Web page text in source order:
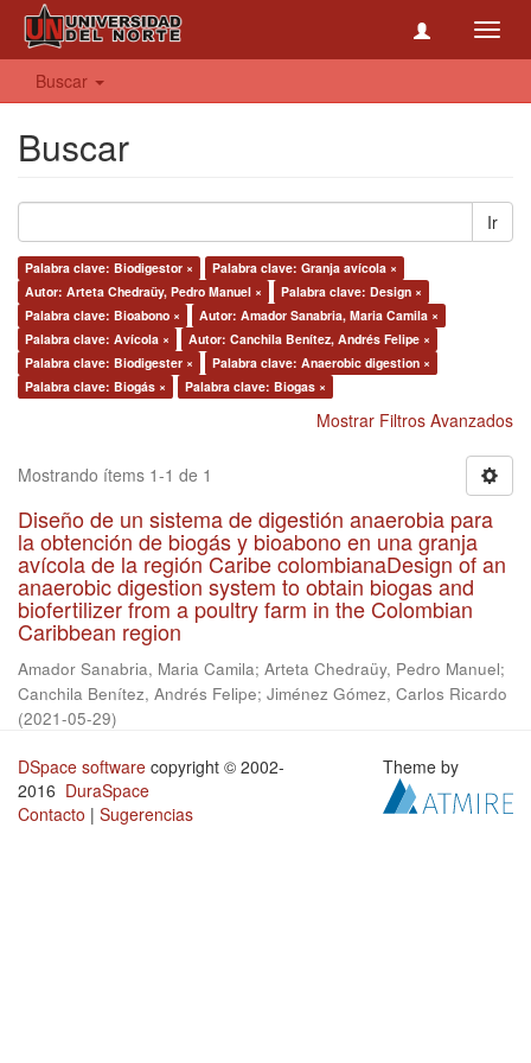
Buscar
Buscar
Ir
Palabra clave: Biodigestor ×
Palabra clave: Granja avícola ×
Autor: Arteta Chedraüy, Pedro Manuel ×
Palabra clave: Design ×
Palabra clave: Bioabono ×
Autor: Amador Sanabria, Maria Camila ×
Palabra clave: Avícola ×
Autor: Canchila Benítez, Andrés Felipe ×
Palabra clave: Biodigester ×
Palabra clave: Anaerobic digestion ×
Palabra clave: Biogás ×
Palabra clave: Biogas ×
Mostrar Filtros Avanzados
Mostrando ítems 1-1 de 1
Diseño de un sistema de digestión anaerobia para
la obtención de biogás y bioabono en una granja
avícola de la región Caribe colombianaDesign of an
anaerobic digestion system to obtain biogas and
biofertilizer from a poultry farm in the Colombian
Caribbean region
Amador Sanabria, Maria Camila; Arteta Chedraüy, Pedro Manuel;
Canchila Benítez, Andrés Felipe; Jiménez Gómez, Carlos Ricardo
(2021-05-29)
DSpace software copyright © 2002-
2016 DuraSpace
Contacto | Sugerencias
Theme by